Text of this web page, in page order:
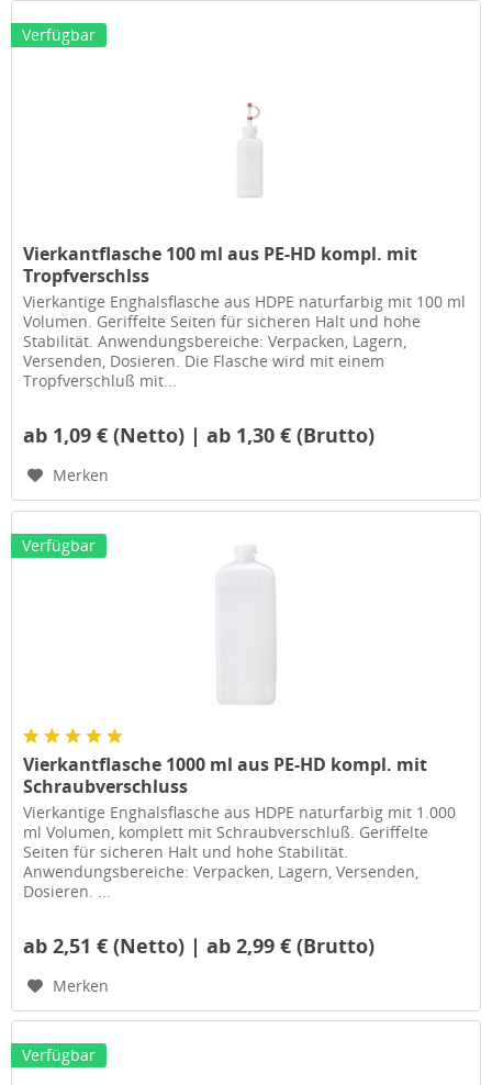
Verfügbar
Vierkantflasche 100 ml aus PE-HD kompl. mit
Tropfverschlss
Vierkantige Enghalsflasche aus HDPE naturfarbig mit 100 ml
Volumen. Geriffelte Seiten für sicheren Halt und hohe
Stabilität. Anwendungsbereiche: Verpacken, Lagern,
Versenden, Dosieren. Die Flasche wird mit einem
Tropfverschluß mit...
ab 1,09 € (Netto) | ab 1,30 € (Brutto)
Merken
Verfügbar
Vierkantflasche 1000 ml aus PE-HD kompl. mit
Schraubverschluss
Vierkantige Enghalsflasche aus HDPE naturfarbig mit 1.000
ml Volumen, komplett mit Schraubverschluß. Geriffelte
Seiten für sicheren Halt und hohe Stabilität.
Anwendungsbereiche: Verpacken, Lagern, Versenden,
Dosieren. ...
ab 2,51 € (Netto) | ab 2,99 € (Brutto)
Merken
Verfügbar